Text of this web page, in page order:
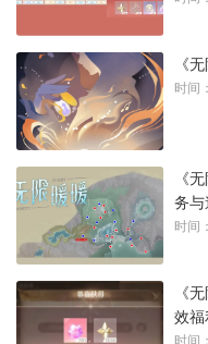
《
时间
《
务与
时间
《
效福
时间